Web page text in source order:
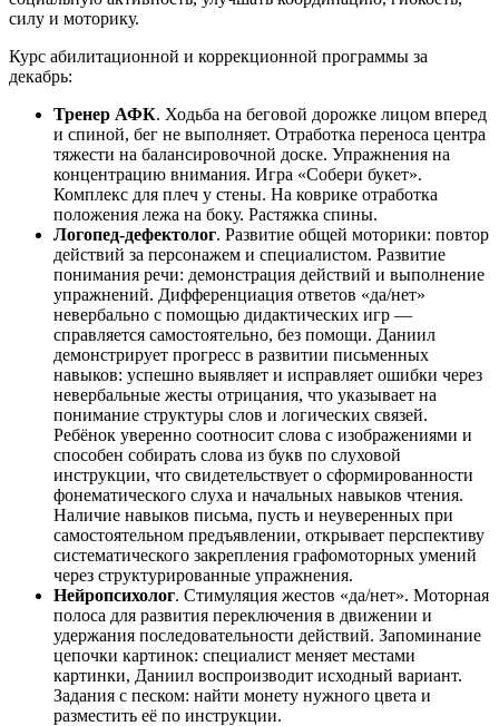
силу и моторику.
Курс абилитационной и коррекционной программы за
декабрь:
Тренер АФК. Ходьба на беговой дорожке лицом вперед
и спиной, бег не выполняет. Отработка переноса центра
тяжести на балансировочной доске. Упражнения на
концентрацию внимания. Игра «Собери букет».
Комплекс для плеч у стены. На коврике отработка
положения лежа на боку. Растяжка спины.
Логопед-дефектолог. Развитие общей моторики: повтор
действий за персонажем и специалистом. Развитие
понимания речи: демонстрация действий и выполнение
упражнений. Дифференциация ответов «да/нет»
невербально с помощью дидактических игр —
справляется самостоятельно, без помощи. Даниил
демонстрирует прогресс в развитии письменных
навыков: успешно выявляет и исправляет ошибки через
невербальные жесты отрицания, что указывает на
понимание структуры слов и логических связей.
Ребёнок уверенно соотносит слова с изображениями и
способен собирать слова из букв по слуховой
инструкции, что свидетельствует о сформированности
фонематического слуха и начальных навыков чтения.
Наличие навыков письма, пусть и неуверенных при
самостоятельном предъявлении, открывает перспективу
систематического закрепления графомоторных умений
через структурированные упражнения.
Нейропсихолог. Стимуляция жестов «да/нет». Моторная
полоса для развития переключения в движении и
удержания последовательности действий. Запоминание
цепочки картинок: специалист меняет местами
картинки, Даниил воспроизводит исходный вариант.
Задания с песком: найти монету нужного цвета и
разместить её по инструкции.